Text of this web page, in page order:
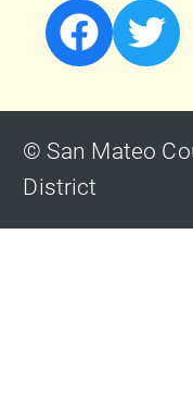
© San Mateo
District